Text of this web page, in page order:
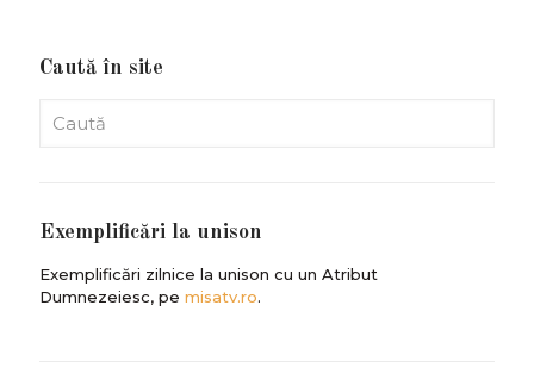
Caută în site
Exemplificări la unison
Exemplificări zilnice la unison cu un Atribut
Dumnezeiesc, pe misatv.ro.